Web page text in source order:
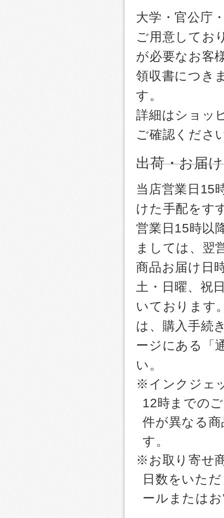
大学・官公庁
ご用意してお
が必要なお客
領収書につき
す。
詳細はショッ
ご確認くださ
出荷・お届
当店営業日15
けた手配をす
営業日15時以
ましては、翌
商品お届け日
土・日曜、祝
いております
は、購入手続
ージにある「
い。
※インクジェ
12時までの
件が異なる
す。
※お取り寄せ
日数をいた
ールまたは